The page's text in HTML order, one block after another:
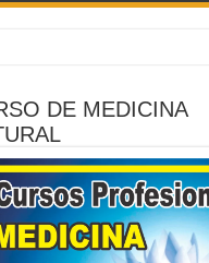
DE MEDICINA